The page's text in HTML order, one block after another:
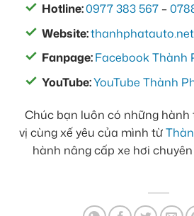
Hotline:0977 383 567 –
Website:thanhphatauto.net
Fanpage:Facebook Thành
YouTube:YouTube Thành
Chúc bạn luôn có những
vị cùng xế yêu của mình từ
hành nâng cấp xe hơi